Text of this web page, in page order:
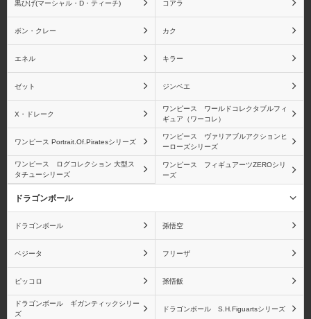
ユースタス・キッド
青雉(クザン)
ブルック モンキー・D・ガープ
バルトロメオ 黄猿(ボルサリーノ)
黒ひげ(マーシャル・D・ティーチ) コアラ
ボン・クレー カク
エネル キラー
ゼット ジンベエ
X・ドレーク
ワンピース ワールドコレクタブルフィ
ギュア（ワーコレ）
ワンピース Portrait.Of.Piratesシリーズ
ワンピース ヴァリアブルアクションヒ
ーローズシリーズ
ワンピース ログコレクション 大型ス
タチューシリーズ
ワンピース フィギュアーツZEROシリ
ーズ
ドラゴンボール
ドラゴンボール 孫悟空
ベジータ フリーザ
ピッコロ 孫悟飯
ドラゴンボール ギガンティックシリー
ズ
ドラゴンボール S.H.Figuartsシリーズ